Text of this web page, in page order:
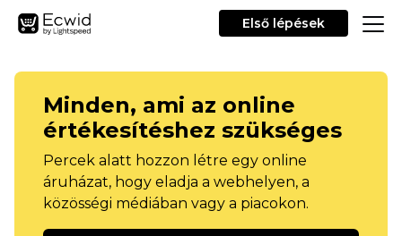
Első lépések
Minden, ami az online
értékesítéshez szükséges
Percek alatt hozzon létre egy online
áruházat, hogy eladja a webhelyen, a
közösségi médiában vagy a piacokon.